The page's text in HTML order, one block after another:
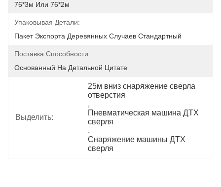
76*3м Или 76*2м
Упаковывая Детали:
Пакет Экспорта Деревянных Случаев Стандартный
Поставка Способности:
Основанный На Детальной Цитате
Выделить:
25м вниз снаряжение сверла
отверстия
,
Пневматическая машина ДТХ
сверля
,
Снаряжение машины ДТХ
сверля